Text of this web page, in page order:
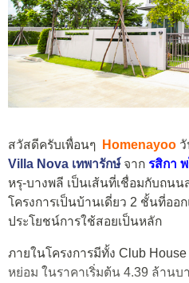
สวัสดีครับเพื่อนๆ Homenayoo
Villa Nova เทพารักษ์ จาก รสิกา
หรุ-บางพลี เป็นเส้นที่เชื่อมกับถน
โครงการเป็นบ้านเดี่ยว 2 ชั้นที่ออ
ประโยชน์การใช้สอยเป็นหลัก
ภายในโครงการมีทั้ง Club
หย่อม ในราคาเริ่มต้น 4.39 ล้านบ